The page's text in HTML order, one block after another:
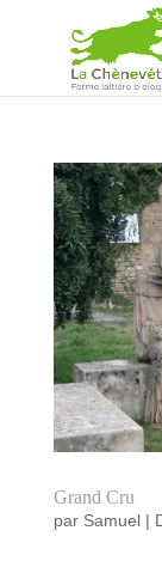
Grand Cru
par Samuel|